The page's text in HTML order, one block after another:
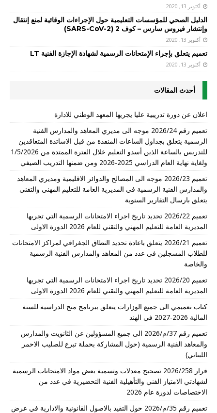
أكتوبر 13, 2020
الدليل الصحي للمؤسسات التعليمية حول الإجراءات الوقائية لمنع إنتقال
وإنتشار فيروس سارس – كوف 2 (SARS-CoV-2)
أكتوبر 13, 2020
تعميم يتعلق بإجراء الإمتحانات الرسمية لشهادة الإجازة الفنية LT
أكتوبر 13, 2020
أحدث المقالات
اعلان عن دورة تدريبية عليا يجريها المعهد الوطني للادارة
تعميم رقم 2026/24 موجه الى مديري المعاهد والمدارس الفنية
الرسمية يتعلق بجداول الساعات المنفذة من قبل الاساتذة المتعاقدين
للتدريس بالساعة الذين أسدو التعليم خلال الفترة الممتدة من 1/5/2026
ولغاية نهاية العام الدراسي 2025-2026 ومن ضمنها التدريب الصيفي
تعميم 2026/23 موجه الى المصالح والدوائر الاقليمية ومديري المعاهد
والمدارس الفنية الرسمية في المديرية العامة للتعليم المهني والتقني
يتعلق بارسال التقارير السنوية
تعميم 2026/22 تحديد تاريخ اجراء الامتحانات الرسمية التي تجريها
المديرية العامة للتعليم المهني والتقني للعام 2026 الدورة الاولى
تعميم 2026/21 يتعلق باعادة تحديد النطاق الجغرافي لمراكز الامتحانات
للطلاب المسجلين في عدد من المعاهد والمدارس الفنية الرسمية
والخاصة
تعميم 2026/20 تحديد تاريخ اجراء الامتحانات الرسمية التي تجريها
المديرية العامة للتعليم المهني والتقني للعام 2026 الدورة الاولى
كتاب تعميمي الى جميع الوزارات يتعلق ببرنامج منح الدراسية للسنة
المالية 2026-2027 في الهند
تعميم رقم 37/م/2026 الى جميع المسؤولين عن الثانويت والمدارس
والمعاهد الفنية الرسمية (حول المشاركة بحملة تبرع للصليب الاحمر
اللبناني)
قرار 2026/258 تصحيح معدلات وتسمية بعض مواد الامتحانات الرسمية
لشهادتي الامتياز الفني والتأهيلية الفنية التحضيرية في عدد من
الاختصاصات لدورة عام 2026
تعميم رقم 35/م/2026 حول التقيد بالاصول القانونية والادارية في عرض